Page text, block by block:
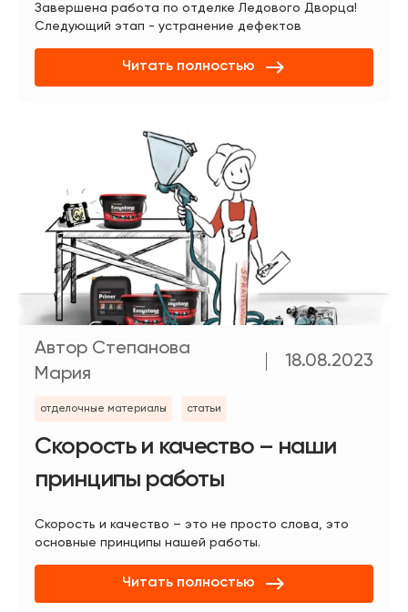
Завершена работа по отделке Ледового Дворца!
Следующий этап - устранение дефектов
Читать полностью
Автор Степанова
Мария
18.08.2023
отделочные материалы статьи
Скорость и качество – наши
принципы работы
Скорость и качество – это не просто слова, это
основные принципы нашей работы.
Читать полностью